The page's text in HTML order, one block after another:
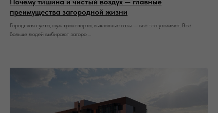
преимущества загородной жизни
Городская суета, шум транспорта, выхлопные газы — всё это утомляет. Всё
больше людей выбирают загоро ...